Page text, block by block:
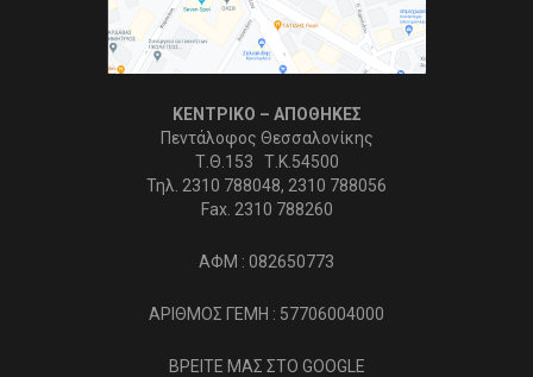
ΚΕΝΤΡΙΚΟ – ΑΠΟΘΗΚΕΣ
Πεντάλοφος Θεσσαλονίκης
Τ.Θ.153 Τ.Κ.54500
Τηλ. 2310 788048, 2310 788056
Fax. 2310 788260
ΑΦΜ : 082650773
ΑΡΙΘΜΟΣ ΓΕΜΗ : 57706004000
ΒΡΕΙΤΕ ΜΑΣ ΣΤΟ GOOGLE